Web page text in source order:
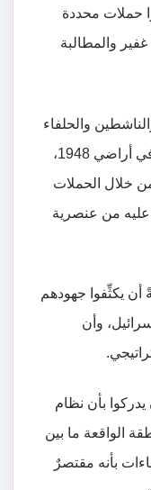
حملات محددة
والمطالبة
والحلفاء
أن يتَّبعوا قيادة المنظمات الفلسطينية في أراضي 1948،
خلال الحملات
من عنصرية
يكثِّفوا جهودهم
وأن
بأن نظام
الواقعة ما بين
بأنه مقتصرٌ